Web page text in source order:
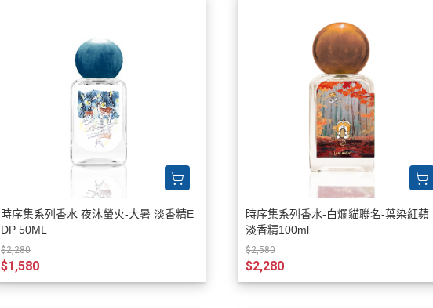
Lalique
Lamborghini 藍寶堅尼
Les Nereides 蕾娜海
Luciano Soprani Solo Soprani 露絲
安妮香水
Maison Matine
Marina de Bourbon 瑪莉安娜
Maserati瑪莎拉蒂香水
時序集系列香水 夜沐螢火-大暑 淡香精E
DP 50ML
$2,280
$1,580
時序集系列香水-白爛貓聯名-葉染紅蘋
淡香精100ml
$2,580
$2,280